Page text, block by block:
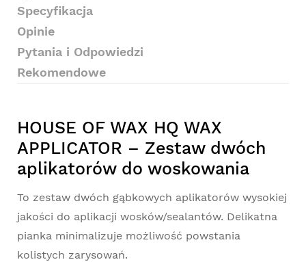
Specyfikacja
Opinie
Pytania i Odpowiedzi
Rekomendowe
HOUSE OF WAX HQ WAX
APPLICATOR – Zestaw dwóch
aplikatorów do woskowania
To zestaw dwóch gąbkowych aplikatorów wysokiej
jakości do aplikacji wosków/sealantów. Delikatna
pianka minimalizuje możliwość powstania
kolistych zarysowań.